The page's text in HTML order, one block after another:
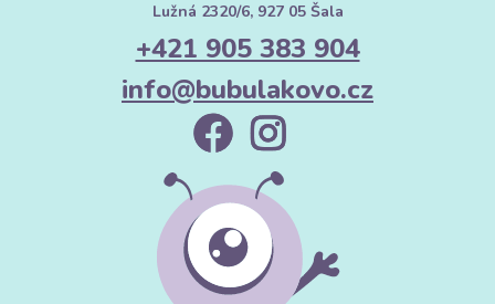
Lužná 2320/6, 927 05 Šala
+421 905 383 904
info@bubulakovo.cz